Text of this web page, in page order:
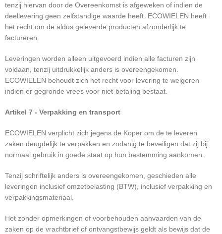
tenzij hiervan door de Overeenkomst is afgeweken of indien de
deellevering geen zelfstandige waarde heeft. ECOWIELEN heeft
het recht om de aldus geleverde producten afzonderlijk te
factureren.
Leveringen worden alleen uitgevoerd indien alle facturen zijn
voldaan, tenzij uitdrukkelijk anders is overeengekomen.
ECOWIELEN behoudt zich het recht voor levering te weigeren
indien er gegronde vrees voor niet-betaling bestaat.
Artikel 7 - Verpakking en transport
ECOWIELEN verplicht zich jegens de Koper om de te leveren
zaken deugdelijk te verpakken en zodanig te beveiligen dat zij bij
normaal gebruik in goede staat op hun bestemming aankomen.
Tenzij schriftelijk anders is overeengekomen, geschieden alle
leveringen inclusief omzetbelasting (BTW), inclusief verpakking en
verpakkingsmateriaal.
Het zonder opmerkingen of voorbehouden aanvaarden van de
zaken op de vrachtbrief of ontvangstbewijs geldt als bewijs dat de